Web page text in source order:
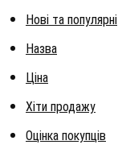
Нові та популярні
Назва
Ціна
Хіти продажу
Оцінка покупців